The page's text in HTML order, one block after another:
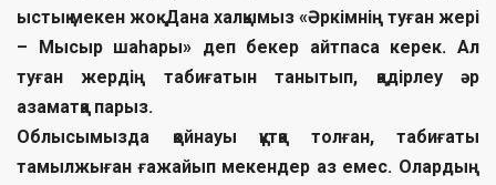
ыстық мекен жоқ. Дана халқымыз «Әркімнің туған жері
– Мысыр шаһары» деп бекер айтпаса керек. Ал
туған жердің табиғатын танытып, қадірлеу әр
азаматқа парыз.
Облысымызда қойнауы құтқа толған, табиғаты
тамылжыған ғажайып мекендер аз емес. Олардың